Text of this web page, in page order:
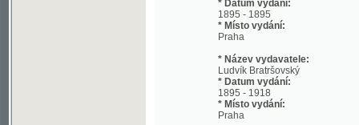
* Název vydavatele:
Ludvík Bratršovský
* Datum vydání:
1895 - 1918
Praha
* Název vydavatele:
Politika
* Datum vydání:
1919 - 1945
* Místo vydání: